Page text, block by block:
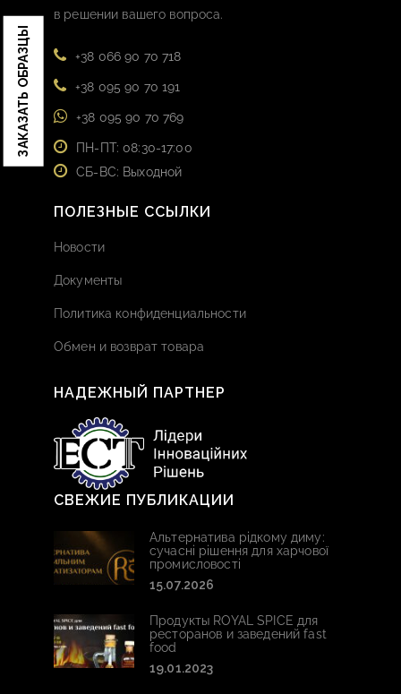
ЗАКАЗАТЬ ОБРАЗЦЫ
в решении вашего вопроса.
+38 066 90 70 718
+38 095 90 70 191
+38 095 90 70 769
ПН-ПТ: 08:30-17:00
СБ-ВС: Выходной
ПОЛЕЗНЫЕ ССЫЛКИ
Новости
Документы
Политика конфиденциальности
Обмен и возврат товара
НАДЕЖНЫЙ ПАРТНЕР
СВЕЖИЕ ПУБЛИКАЦИИ
Альтернатива рідкому диму:
сучасні рішення для харчової
промисловості
15.07.2026
Продукты ROYAL SPICE для
ресторанов и заведений fast
food
19.01.2023